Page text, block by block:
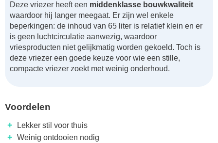
Deze vriezer heeft een middenklasse bouwkwaliteit
waardoor hij langer meegaat. Er zijn wel enkele
beperkingen: de inhoud van 65 liter is relatief klein en er
is geen luchtcirculatie aanwezig, waardoor
vriesproducten niet gelijkmatig worden gekoeld. Toch is
deze vriezer een goede keuze voor wie een stille,
compacte vriezer zoekt met weinig onderhoud.
Voordelen
+ Lekker stil voor thuis
+ Weinig ontdooien nodig